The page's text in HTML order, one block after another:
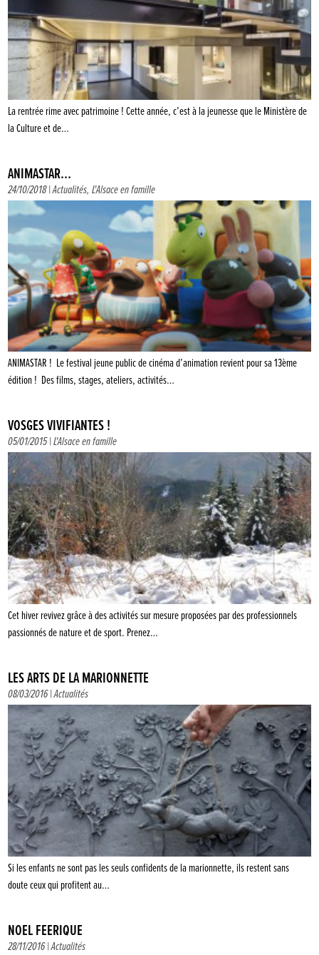
La rentrée rime avec patrimoine ! Cette année, c’est à la jeunesse que le Ministère de
la Culture et de…
ANIMASTAR…
24/10/2018 |Actualités,L'Alsace en famille
ANIMASTAR ! Le festival jeune public de cinéma d’animation revient pour sa 13ème
édition ! Des films, stages, ateliers, activités…
VOSGES VIVIFIANTES !
05/01/2015 |L'Alsace en famille
Cet hiver revivez grâce à des activités sur mesure proposées par des professionnels
passionnés de nature et de sport. Prenez…
LES ARTS DE LA MARIONNETTE
08/03/2016 |Actualités
Si les enfants ne sont pas les seuls confidents de la marionnette, ils restent sans
doute ceux qui profitent au…
NOËL FÉÉRIQUE
28/11/2016 |Actualités